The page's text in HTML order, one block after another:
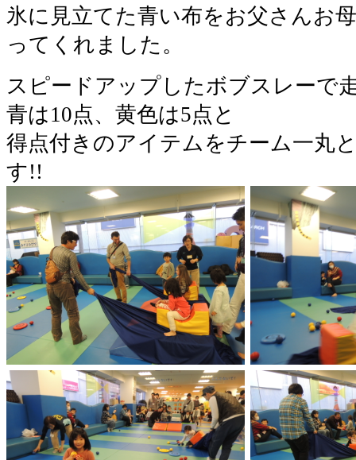
氷に見立てた青い布をお父さんお
ってくれました。
スピードアップしたボブスレーで
青は10点、黄色は5点と
得点付きのアイテムをチーム一丸
す!!